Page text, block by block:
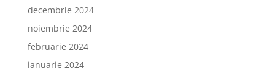
decembrie 2024
noiembrie 2024
februarie 2024
ianuarie 2024